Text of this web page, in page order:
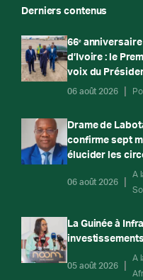
Derniers contenus
66ᵉ
d’Ivoire : le
voix du
06 août 2026
Drame de
confirme sept
élucider les
06 août 2026
A
La Guinée à
05 août 2026
A